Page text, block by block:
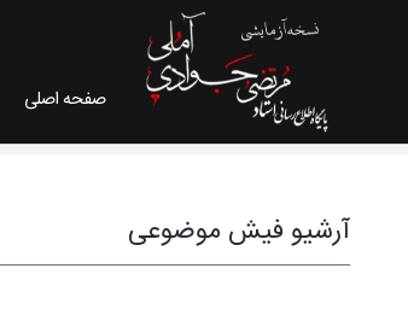
صفحه اصلی
آرشیو فیش موضوعی